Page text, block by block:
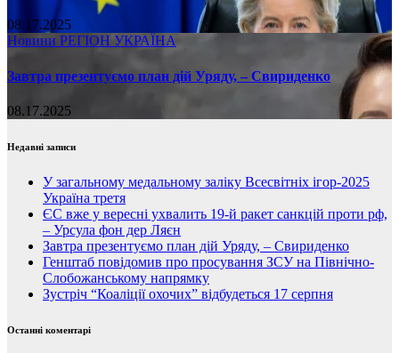
08.17.2025
Новини РЕГІОН УКРАЇНА
Завтра презентуємо план дій Уряду, – Свириденко
08.17.2025
Недавні записи
У загальному медальному заліку Всесвітніх ігор-2025
Україна третя
ЄС вже у вересні ухвалить 19-й ракет санкцій проти рф,
– Урсула фон дер Ляєн
Завтра презентуємо план дій Уряду, – Свириденко
Генштаб повідомив про просування ЗСУ на Північно-
Слобожанському напрямку
Зустріч “Коаліції охочих” відбудеться 17 серпня
Останні коментарі